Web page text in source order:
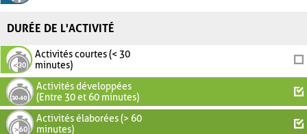
DURÉE DE L'ACTIVITÉ
Activités courtes (< 30
minutes)
Activités développées
(Entre 30 et 60 minutes)
Activités élaborées (> 60
minutes)